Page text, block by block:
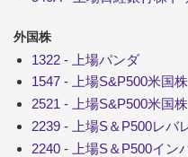
外国株
1322 - 上場パンダ
1547 - 上場S&P500米国株
2521 - 上場S&P500米国
2239 - 上場S＆P500レバ
2240 - 上場S＆P500イン